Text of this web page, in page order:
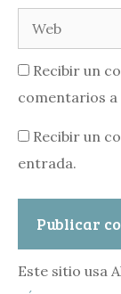
Recibir un
comentarios
Recibir un
entrada.
Este sitio usa